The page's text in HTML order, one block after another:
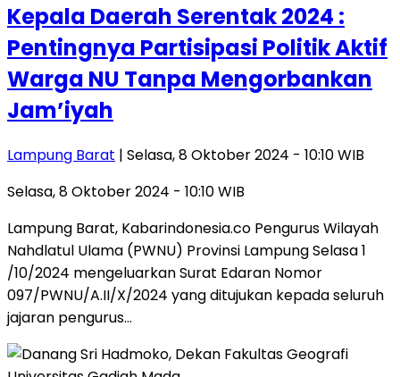
Kepala Daerah Serentak 2024 :
Pentingnya Partisipasi Politik Aktif
Warga NU Tanpa Mengorbankan
Jam’iyah
Lampung Barat | Selasa, 8 Oktober 2024 - 10:10 WIB
Selasa, 8 Oktober 2024 - 10:10 WIB
Lampung Barat, Kabarindonesia.co Pengurus Wilayah
Nahdlatul Ulama (PWNU) Provinsi Lampung Selasa 1
/10/2024 mengeluarkan Surat Edaran Nomor
097/PWNU/A.II/X/2024 yang ditujukan kepada seluruh
jajaran pengurus…